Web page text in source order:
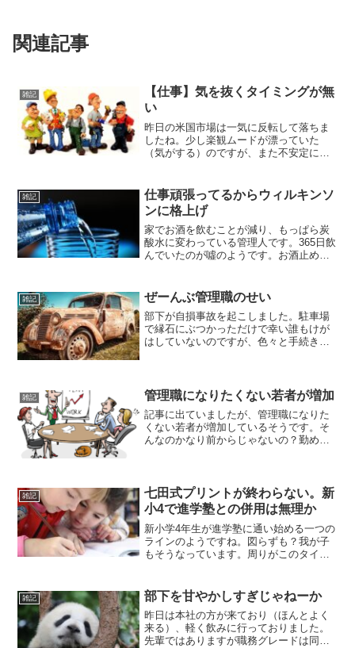
関連記事
雑記
【仕事】気を抜くタイミングが無
い
昨日の米国市場は一気に反転して落ちま
したね。少し楽観ムードが漂っていた
（気がする）のですが、また不安定に逆
仕事の方に気を取られて情報収集などあ
まり出来ていません。hac...
雑記
仕事頑張ってるからウィルキンソ
ンに格上げ
家でお酒を飲むことが減り、もっぱら炭
酸水に変わっている管理人です。365日飲
んでいたのが噓のようです。お酒止める
れているのですが、いつも見たことのな
い銘柄ばかりでした。...
雑記 ぜーんぶ管理職のせい
部下が自損事故を起こしました。駐車場
で縁石にぶつかっただけで幸い誰もけが
はしていないのですが、色々と手続きが
評価の査定に響くのです。...
雑記 管理職になりたくない若者が増加
記事に出ていましたが、管理職になりた
くない若者が増加しているそうです。そ
んなのかなり前からじゃないの？勤めて
を目指したくないと明言し...
雑記
七田式プリントが終わらない。新
小4で進学塾との併用は無理か
新小学4年生が進学塾に通い始める一つの
ラインのようですね。図らずも？我が子
もそうなっています。周りがこのタイミ
ち溢れていた我が子ですが、さっそく疲
れ始めているようです（...
雑記 部下を甘やかしすぎじゃねーか
昨日は本社の方が来ており（ほんとよく
来る）、軽く飲みに行っておりました。
先輩ではありますが職務グレードは同レ